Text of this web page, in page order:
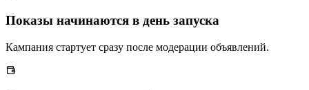
Показы начинаются в день запуска
Кампания стартует сразу после модерации объявлений.